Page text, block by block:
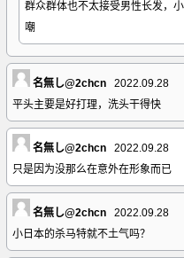
群众群体也不太接受男性长发，
嘲
名無し@2chcn
2022.09.28
平头主要是好打理，洗头干得快
名無し@2chcn
2022.09.28
只是因为没那么在意外在形象而已
名無し@2chcn
2022.09.28
小日本的杀马特就不土气吗？